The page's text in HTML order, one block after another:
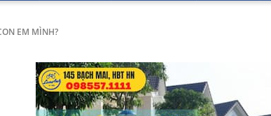
EM MÌNH?